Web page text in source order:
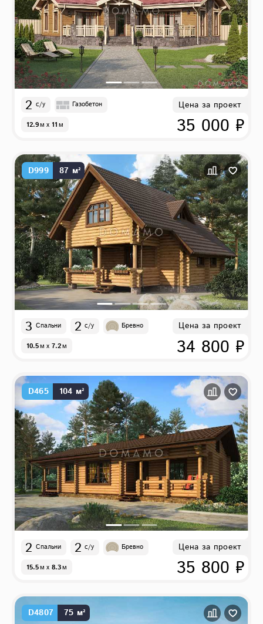
2 с/у Газобетон
12.9м x 11м
Цена за проект
35 000 ₽
D999 87 м²
3 Спальни 2 с/у Бревно
10.5м x 7.2м
Цена за проект
34 800 ₽
D465 104 м²
2 Спальни 2 с/у Бревно
15.5м x 8.3м
Цена за проект
35 800 ₽
D4807 75 м²